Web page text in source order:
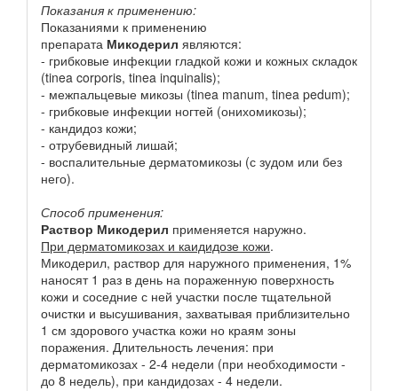
Показания к применению:
Показаниями к применению
препарата Микодерил являются:
- грибковые инфекции гладкой кожи и кожных складок
(tinea corporis, tinea inquinalis);
- межпальцевые микозы (tinea manum, tinea pedum);
- грибковые инфекции ногтей (онихомикозы);
- кандидоз кожи;
- отрубевидный лишай;
- воспалительные дерматомикозы (с зудом или без
него).
Способ применения:
Раствор Микодерил применяется наружно.
При дерматомикозах и каидидозе кожи.
Микодерил, раствор для наружного применения, 1%
наносят 1 раз в день на пораженную поверхность
кожи и соседние с ней участки после тщательной
очистки и высушивания, захватывая приблизительно
1 см здорового участка кожи но краям зоны
поражения. Длительность лечения: при
дерматомикозах - 2-4 недели (при необходимости -
до 8 недель), при кандидозах - 4 недели.